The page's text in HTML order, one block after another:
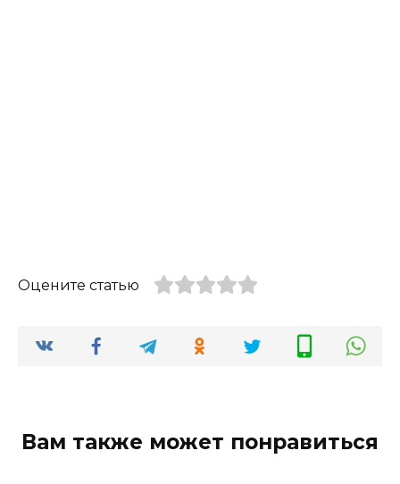
Оцените статью
Вам также может понравиться